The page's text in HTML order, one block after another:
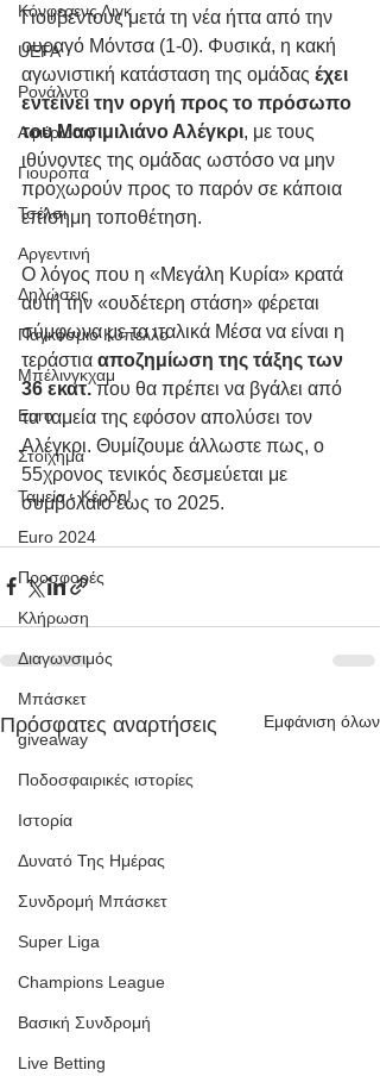
Κόνφερενς Λιγκ
UEFA
Ρονάλντο
Αφιέρωση
Γιουρόπα
Τσέλσι
Αργεντινή
Δηλώσεις
Παγκόσμιο Κύπελλο
Μπέλινγκχαμ
Euro
Στοίχημα
Ταμεία - Κέρδη!
Euro 2024
Προσφορές
Κλήρωση
Διαγωνσιμός
Μπάσκετ
giveaway
Ποδοσφαιρικές ιστορίες
Ιστορία
Δυνατό Της Ημέρας
Συνδρομή Μπάσκετ
Super Liga
Champions League
Βασική Συνδρομή
Live Betting
Γιουβέντους μετά τη νέα ήττα από την
ουραγό Μόντσα (1-0). Φυσικά, η κακή
αγωνιστική κατάσταση της ομάδας έχει
εντείνει την οργή προς το πρόσωπο
του Μασιμιλιάνο Αλέγκρι, με τους
ιθύνοντες της ομάδας ωστόσο να μην
προχωρούν προς το παρόν σε κάποια
επίσημη τοποθέτηση.
Ο λόγος που η «Μεγάλη Κυρία» κρατά
αυτή την «ουδέτερη στάση» φέρεται
σύμφωνα με τα ιταλικά Μέσα να είναι η
τεράστια αποζημίωση της τάξης των
36 εκατ. που θα πρέπει να βγάλει από
τα ταμεία της εφόσον απολύσει τον
Αλέγκρι. Θυμίζουμε άλλωστε πως, ο
55χρονος τενικός δεσμεύεται με
συμβόλαιο έως το 2025.
Πρόσφατες αναρτήσεις Εμφάνιση όλων